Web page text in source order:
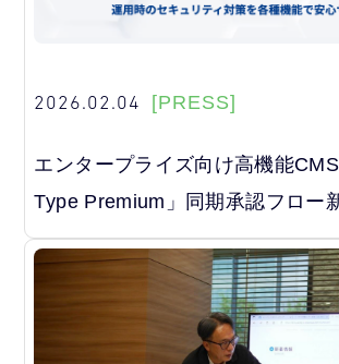
2026.02.04 [PRESS]
エンタープライズ向け高機能
Type Premium」同期承認フロー